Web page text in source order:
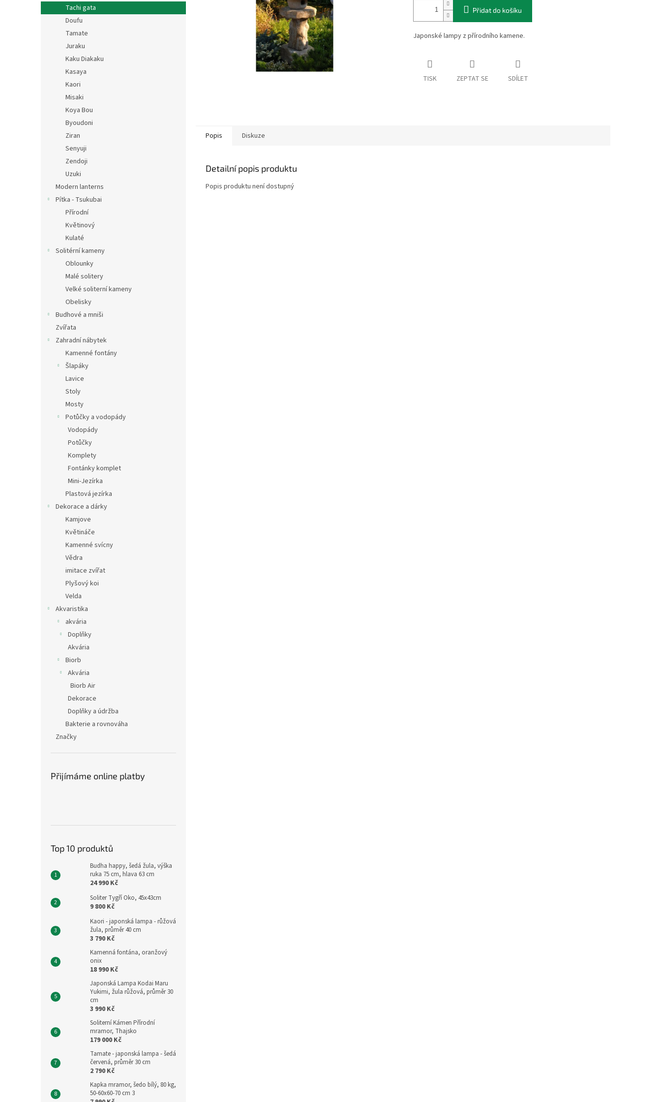
n
e
Tachi gata
Doufu
Tamate
Juraku
Kaku Diakaku
Kasaya
Kaori
Misaki
Koya Bou
Byoudoni
Ziran
Senyuji
Zendoji
Uzuki
Modern lanterns
Pítka - Tsukubai
Přírodní
Květinový
Kulaté
Solitérní kameny
Oblounky
Malé solitery
Velké soliterní kameny
Obelisky
Budhové a mniši
Zvířata
Zahradní nábytek
Kamenné fontány
Šlapáky
Lavice
Stoly
Mosty
Potůčky a vodopády
Vodopády
Potůčky
Komplety
Fontánky komplet
Mini-Jezírka
Plastová jezírka
Dekorace a dárky
Kamjove
Květináče
Kamenné svícny
Vědra
imitace zvířat
Plyšový koi
Velda
Akvaristika
akvária
Doplňky
Akvária
Biorb
Akvária
Biorb Air
Dekorace
Doplňky a údržba
Bakterie a rovnováha
Značky
Přijímáme online platby
Top 10 produktů
Budha happy, šedá žula, výška
ruka 75 cm, hlava 63 cm
24 990 Kč
Soliter Tygří Oko, 45x43cm
9 800 Kč
Kaori - japonská lampa - růžová
žula, průměr 40 cm
3 790 Kč
Kamenná fontána, oranžový
onix
18 990 Kč
Japonská Lampa Kodai Maru
Yukimi, žula růžová, průměr 30
cm
3 990 Kč
Soliterní Kámen Přírodní
mramor, Thajsko
179 000 Kč
Tamate - japonská lampa - šedá
červená, průměr 30 cm
2 790 Kč
Kapka mramor, šedo bílý, 80 kg,
50-60x60-70 cm 3
Přidat do košíku
Japonské lampy z přírodního kamene.
TISK ZEPTAT SE SDÍLET
Popis Diskuze
Detailní popis produktu
Popis produktu není dostupný